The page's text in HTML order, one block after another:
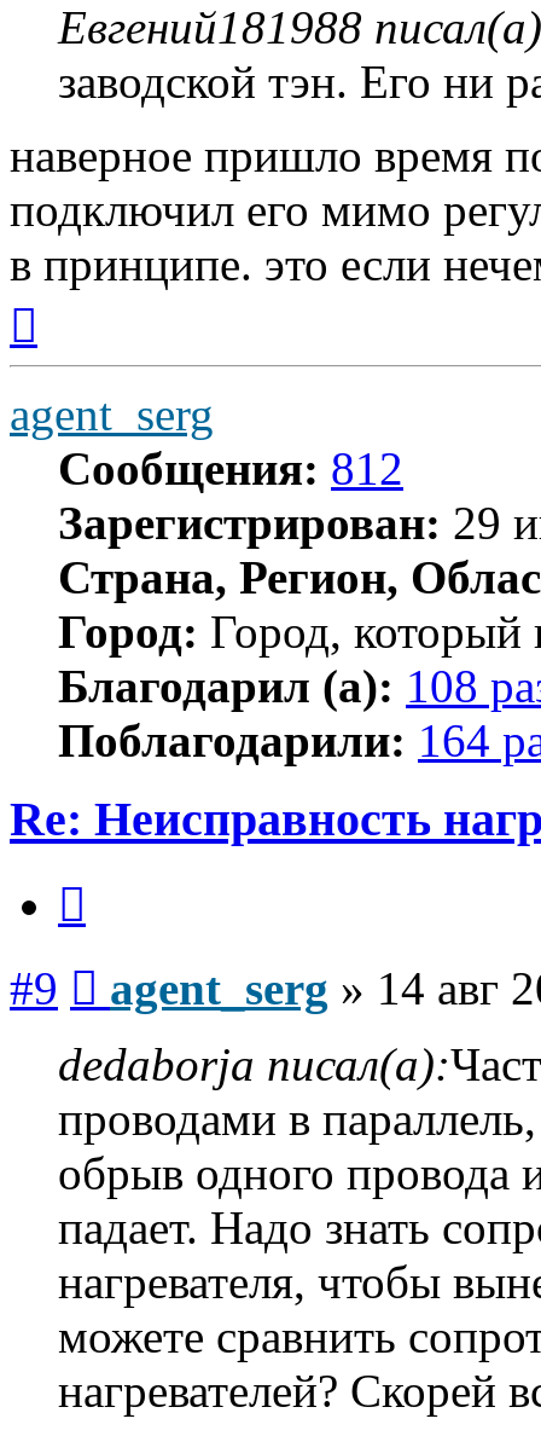
Евгений181988
заводской тэн. Его ни
наверное пришло время
подключил его мимо
в принципе. это если
началу
agent_serg
Сообщения: 812
Зарегистрирован: 29
Страна, Регион,
Город: Город, который
Благодарил (а): 108
Поблагодарили: 164
Re: Неисправность
#9 agent_serg » 14 авг
dedaborja писал(а):
проводами в
обрыв одного провода
падает. Надо знать
нагревателя, чтобы
можете сравнить
нагревателей? Скорей